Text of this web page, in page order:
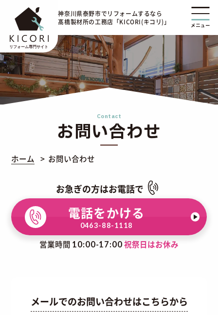
神奈川県泰野市でリフォームするなら
髙橋製材所の工務店「KICORI(キコリ)」
メニュー
Contact
お問い合わせ
ホーム お問い合わせ
お急ぎの方はお電話で
電話をかける
0463-88-1118
営業時間 10:00-17:00祝祭日はお休み
メールでのお問い合わせはこちらから